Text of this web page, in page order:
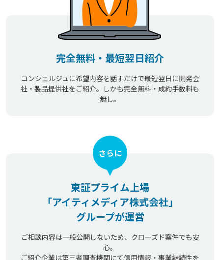
完全無料・最短翌日紹介
コンシェルジュに希望内容を話すだけで最短翌日に開発会
社・製品提供社をご紹介。しかも完全無料・成約手数料も
無し。
東証プライム上場
「アイティメディア株式会社」
グループが運営
さらに
ご相談内容は一般公開しないため、クローズド案件でも安
心。
ご紹介企業は第三者調査機関にて信用情報・事業継続性を